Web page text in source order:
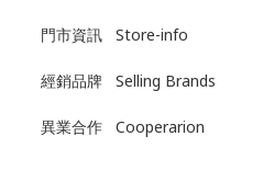
門市資訊 Store-info
經銷品牌 Selling Brands
異業合作 Cooperarion